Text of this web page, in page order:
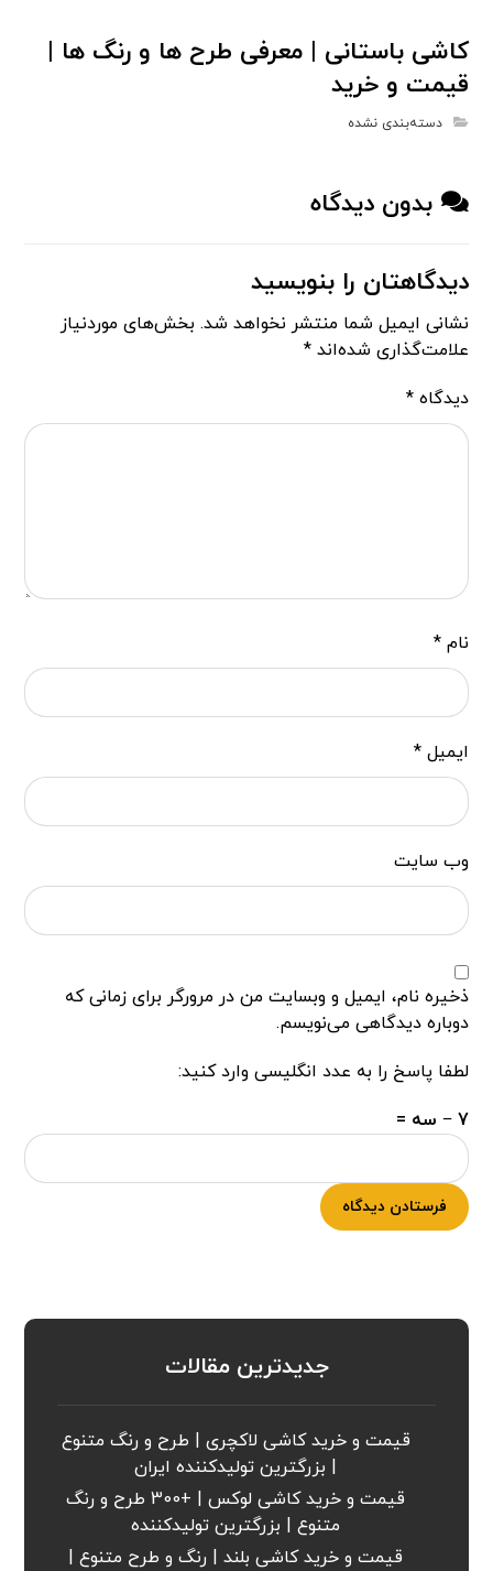
کاشی باستانی | معرفی طرح ها و رنگ ها |
قیمت و خرید
دسته‌بندی نشده
بدون دیدگاه
دیدگاهتان را بنویسید
نشانی ایمیل شما منتشر نخواهد شد. بخش‌های موردنیاز
علامت‌گذاری شده‌اند*
دیدگاه*
نام*
ایمیل*
وب‌ سایت
ذخیره نام، ایمیل و وبسایت من در مرورگر برای زمانی که
دوباره دیدگاهی می‌نویسم.
لطفا پاسخ را به عدد انگلیسی وارد کنید:
7 − سه =
فرستادن دیدگاه
جدیدترین مقالات
قیمت و خرید کاشی لاکچری | طرح و رنگ متنوع
| بزرگترین تولیدکننده ایران
قیمت و خرید کاشی لوکس | +300 طرح و رنگ
متنوع | بزرگترین تولیدکننده
قیمت و خرید کاشی بلند | رنگ و طرح متنوع |